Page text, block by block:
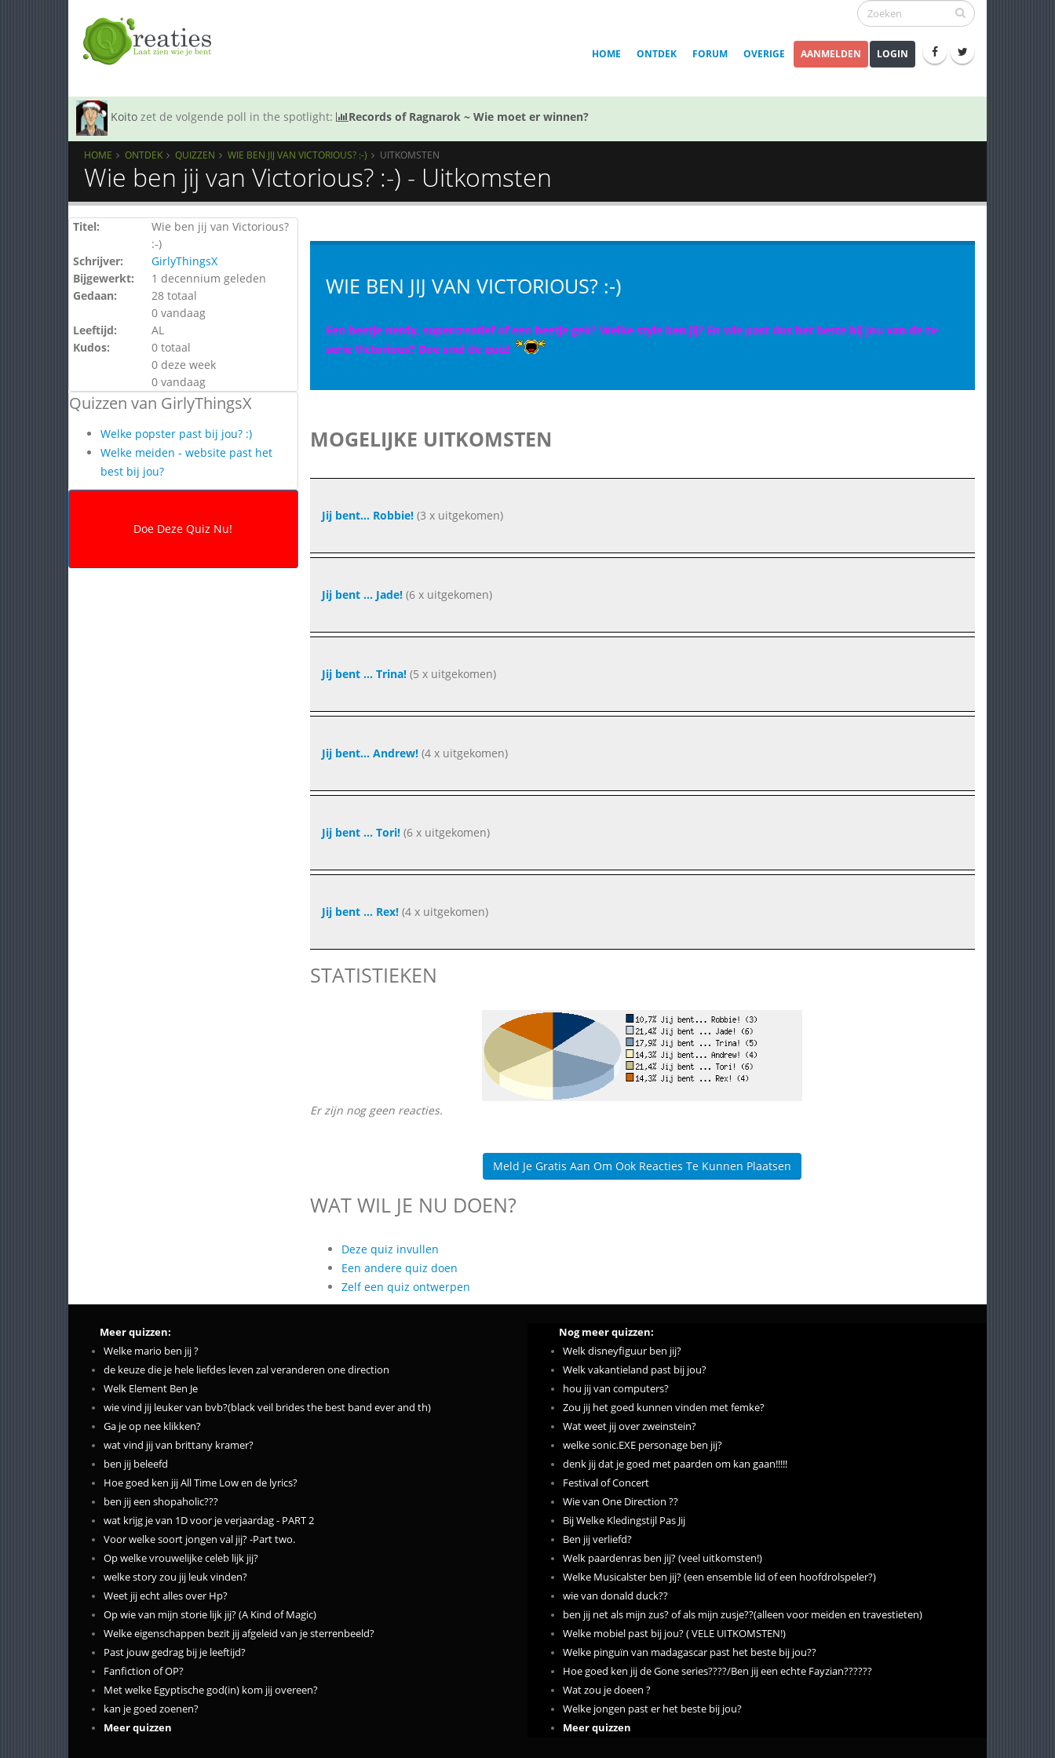
HOME ONTDEK FORUM OVERIGE AANMELDEN LOGIN
Koito zet de volgende poll in the spotlight: Records of Ragnarok ~ Wie moet er winnen?
HOME ONTDEK QUIZZEN WIE BEN JIJ VAN VICTORIOUS? :-) UITKOMSTEN
Wie ben jij van Victorious? :-) - Uitkomsten
Titel:
Wie ben jij van Victorious?
:-)
Schrijver:
GirlyThingsX
Bijgewerkt:
1 decennium geleden
Gedaan:
28 totaal
0 vandaag
Leeftijd:
AL
Kudos:
0 totaal
0 deze week
0 vandaag
Quizzen van GirlyThingsX
Welke popster past bij jou? :)
Welke meiden - website past het
best bij jou?
WIE BEN JIJ VAN VICTORIOUS? :-)
Een beetje nerdy, supercreatief of een beetje gek? Welke style ben jij? En wie past dus het beste bij jou van de tv-
serie Victorious? Doe snel de quiz!
MOGELIJKE UITKOMSTEN
Jij bent... Robbie!(3 x uitgekomen)
Jij bent ... Jade!(6 x uitgekomen)
Jij bent ... Trina!(5 x uitgekomen)
Jij bent... Andrew!(4 x uitgekomen)
Jij bent ... Tori!(6 x uitgekomen)
Jij bent ... Rex!(4 x uitgekomen)
STATISTIEKEN
Er zijn nog geen reacties.
Meld Je Gratis Aan Om Ook Reacties Te Kunnen Plaatsen
WAT WIL JE NU DOEN?
Deze quiz invullen
Een andere quiz doen
Zelf een quiz ontwerpen
Meer quizzen:
Welke mario ben jij ?
de keuze die je hele liefdes leven zal veranderen one direction
Welk Element Ben Je
wie vind jij leuker van bvb?(black veil brides the best band ever and th)
Ga je op nee klikken?
wat vind jij van brittany kramer?
ben jij beleefd
Hoe goed ken jij All Time Low en de lyrics?
ben jij een shopaholic???
wat krijg je van 1D voor je verjaardag - PART 2
Voor welke soort jongen val jij? -Part two.
Op welke vrouwelijke celeb lijk jij?
welke story zou jij leuk vinden?
Weet jij echt alles over Hp?
Op wie van mijn storie lijk jij? (A Kind of Magic)
Welke eigenschappen bezit jij afgeleid van je sterrenbeeld?
Past jouw gedrag bij je leeftijd?
Fanfiction of OP?
Met welke Egyptische god(in) kom jij overeen?
kan je goed zoenen?
Meer quizzen
Nog meer quizzen:
Welk disneyfiguur ben jij?
Welk vakantieland past bij jou?
hou jij van computers?
Zou jij het goed kunnen vinden met femke?
Wat weet jij over zweinstein?
welke sonic.EXE personage ben jij?
denk jij dat je goed met paarden om kan gaan!!!!!
Festival of Concert
Wie van One Direction ??
Bij Welke Kledingstijl Pas Jij
Ben jij verliefd?
Welk paardenras ben jij? (veel uitkomsten!)
Welke Musicalster ben jij? (een ensemble lid of een hoofdrolspeler?)
wie van donald duck??
ben jij net als mijn zus? of als mijn zusje??(alleen voor meiden en travestieten)
Welke mobiel past bij jou? ( VELE UITKOMSTEN!)
Welke pinguïn van madagascar past het beste bij jou??
Hoe goed ken jij de Gone series????/Ben jij een echte Fayzian??????
Wat zou je doeen ?
Welke jongen past er het beste bij jou?
Meer quizzen